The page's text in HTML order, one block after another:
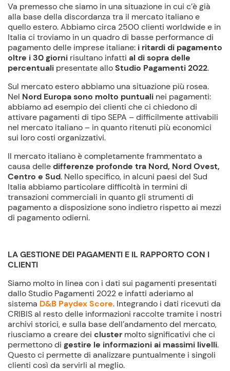
Va premesso che siamo in una situazione in cui c’è già
alla base della discordanza tra il mercato italiano e
quello estero. Abbiamo circa 2500 clienti worldwide e in
Italia ci troviamo in un quadro di basse performance di
pagamento delle imprese italiane: i ritardi di pagamento
oltre i 30 giorni risultano infatti al di sopra delle
percentuali presentate alloStudio Pagamenti 2022.
Sul mercato estero abbiamo una situazione più rosea.
Nel Nord Europa sono molto puntuali nei pagamenti:
abbiamo ad esempio dei clienti che ci chiedono di
attivare pagamenti di tipo SEPA – difficilmente attivabili
nel mercato italiano – in quanto ritenuti più economici
sui loro costi organizzativi.
Il mercato italiano è completamente frammentato a
causa delledifferenze profonde tra Nord, Nord Ovest,
Centro e Sud. Nello specifico, in alcuni paesi del Sud
Italia abbiamo particolare difficoltà in termini di
transazioni commerciali in quanto gli strumenti di
pagamento a disposizione sono indietro rispetto ai mezzi
di pagamento odierni.
LA GESTIONE DEI PAGAMENTI E IL RAPPORTO CON I
CLIENTI
Siamo molto in linea con i dati sui pagamenti presentati
dallo Studio Pagamenti 2022 e infatti aderiamo al
sistema D&B Paydex Score. Integrando i dati ricevuti da
CRIBIS al resto delle informazioni raccolte tramite i nostri
archivi storici, e sulla base dell’andamento del mercato,
riusciamo a creare dei cluster molto significativi che ci
permettono di gestire le informazioni ai massimi livelli.
Questo ci permette di analizzare puntualmente i singoli
clienti così da servirli al meglio.